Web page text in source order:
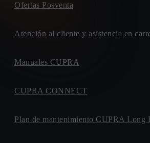
Ofertas Posventa
Atención al cliente y asistencia en
Manuales CUPRA
CUPRA CONNECT
Plan de mantenimiento CUPRA Long